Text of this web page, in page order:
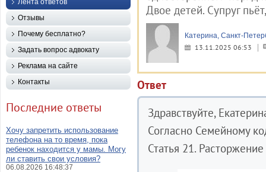
Двое детей. Супруг
Катерина, Санкт-
13.11.2025 06:53
Ответ
Здравствуйте,
Согласно Семейному
Статья 21.
Лента ответов
Отзывы
Почему бесплатно?
Задать вопрос адвокату
Реклама на сайте
Контакты
Последние ответы
Хочу запретить использование
телефона на то время, пока
ребенок находится у мамы. Могу
ли ставить свои условия?
06.08.2026 16:48:37